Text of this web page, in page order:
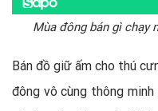
Mùa đông bán gì chạy
Bán đồ giữ ấm cho thú
đông vô cùng thông